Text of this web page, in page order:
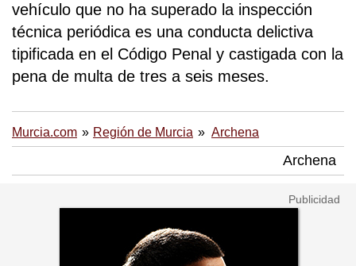
vehículo que no ha superado la inspección
técnica periódica es una conducta delictiva
tipificada en el Código Penal y castigada con la
pena de multa de tres a seis meses.
Murcia.com Región de Murcia Archena
Archena